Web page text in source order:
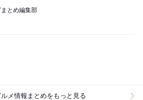
とめ編集部
メ情報まとめをもっと見る